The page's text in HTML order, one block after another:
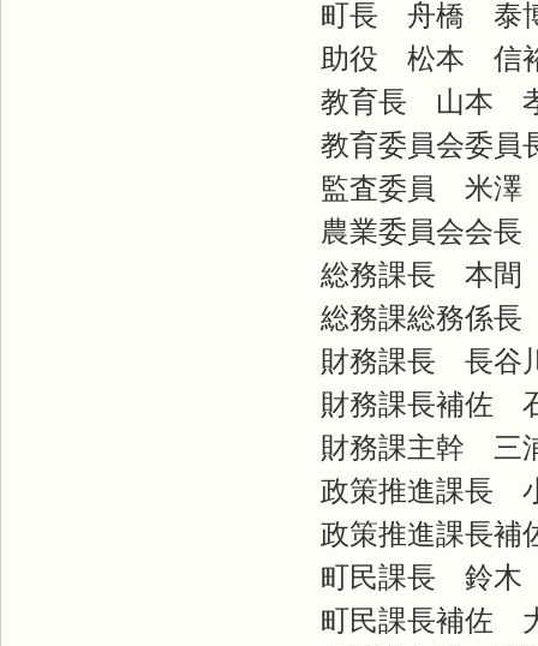
町長 舟橋
助役 松本 信
教育長 山本
教育委員会委
監査委員 米
農業委
総務課長 本
総務課総務係
財務課長 長
財務課長補佐
財務課主幹
政策推進課長
政策推進課長
町民課長 鈴
町民課長補佐